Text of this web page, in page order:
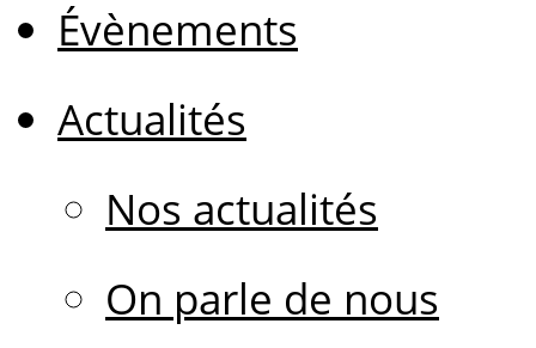
Évènements
Actualités
Nos actualités
On parle de nous